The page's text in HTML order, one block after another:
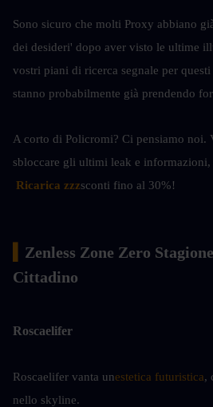
Sono sicuro che molti Proxy abbiano
dei desideri' dopo aver visto le ultime
vostri piani di ricerca segnale per
stanno probabilmente già prendendo
A corto di Policromi? Ci pensiamo noi.
sbloccare gli ultimi leak e
Ricarica zzzsconti fino al 30%!
Zenless Zone Zero
Cittadino
Roscaelifer
Roscaelifer vanta unestetica futuristica,
nello skyline.